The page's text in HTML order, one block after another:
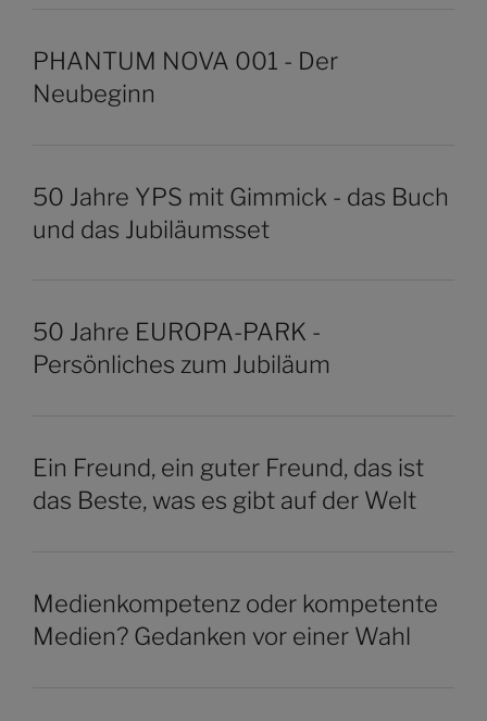
PHANTUM NOVA 001 - Der
Neubeginn
50 Jahre YPS mit Gimmick - das Buch
und das Jubiläumsset
50 Jahre EUROPA-PARK -
Persönliches zum Jubiläum
Ein Freund, ein guter Freund, das ist
das Beste, was es gibt auf der Welt
Medienkompetenz oder kompetente
Medien? Gedanken vor einer Wahl